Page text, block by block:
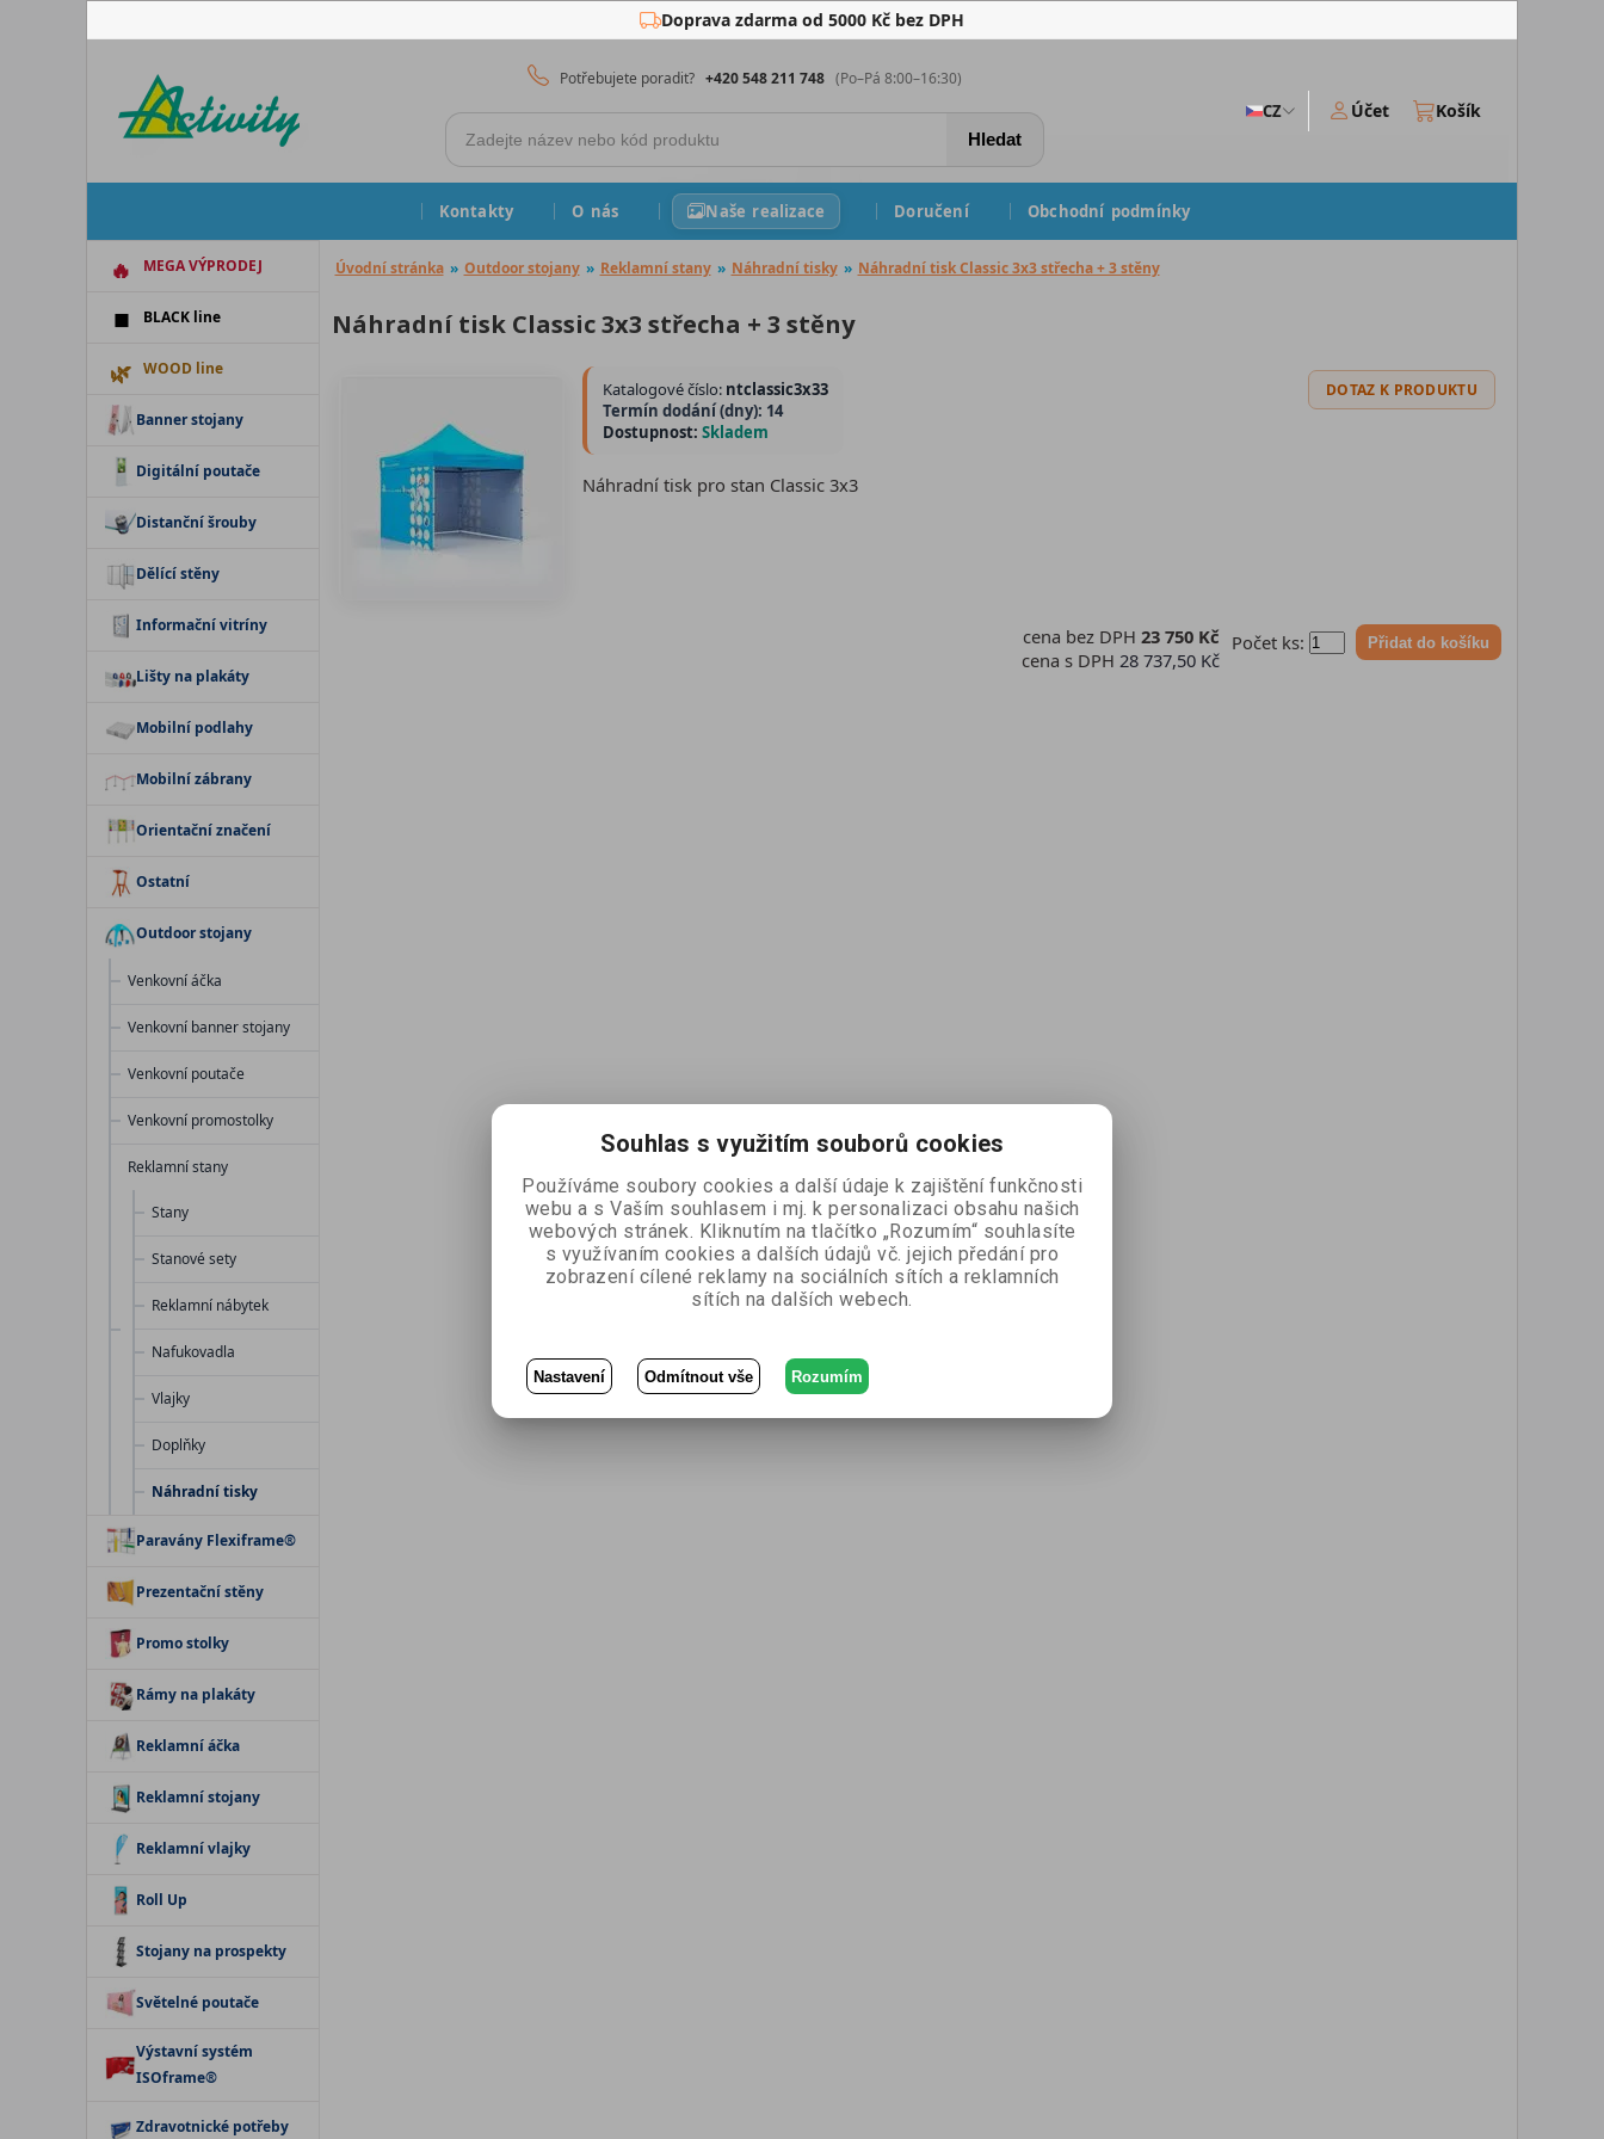
Doprava zdarma od 5000 Kč bez DPH
Potřebujete poradit? +420 548 211 748 (Po–Pá 8:00–16:30)
Hledat
CZ Účet Košík
Kontakty O nás Naše realizace Doručení Obchodní podmínky
MEGA VÝPRODEJ
BLACK line
WOOD line
Banner stojany
Digitální poutače
Distanční šrouby
Dělící stěny
Informační vitríny
Lišty na plakáty
Mobilní podlahy
Mobilní zábrany
Orientační značení
Ostatní
Outdoor stojany
Venkovní áčka
Venkovní banner stojany
Venkovní poutače
Venkovní promostolky
Reklamní stany
Stany
Stanové sety
Reklamní nábytek
Nafukovadla
Vlajky
Doplňky
Náhradní tisky
Paravány Flexiframe®
Prezentační stěny
Promo stolky
Rámy na plakáty
Reklamní áčka
Reklamní stojany
Reklamní vlajky
Roll Up
Stojany na prospekty
Světelné poutače
Výstavní systém
ISOframe®
Zdravotnické potřeby
Úvodní stránka » Outdoor stojany » Reklamní stany » Náhradní tisky » Náhradní tisk Classic 3x3 střecha + 3 stěny
Náhradní tisk Classic 3x3 střecha + 3 stěny
DOTAZ K PRODUKTU
Katalogové číslo: ntclassic3x33
Termín dodání (dny): 14
Dostupnost: Skladem
Náhradní tisk pro stan Classic 3x3
Počet ks: Přidat do košíku
cena bez DPH 23 750 Kč
cena s DPH 28 737,50 Kč
Souhlas s využitím souborů cookies
Používáme soubory cookies a další údaje k zajištění funkčnosti
webu a s Vaším souhlasem i mj. k personalizaci obsahu našich
webových stránek. Kliknutím na tlačítko „Rozumím“ souhlasíte
s využívaním cookies a dalších údajů vč. jejich předání pro
zobrazení cílené reklamy na sociálních sítích a reklamních
sítích na dalších webech.
Nastavení Odmítnout vše Rozumím